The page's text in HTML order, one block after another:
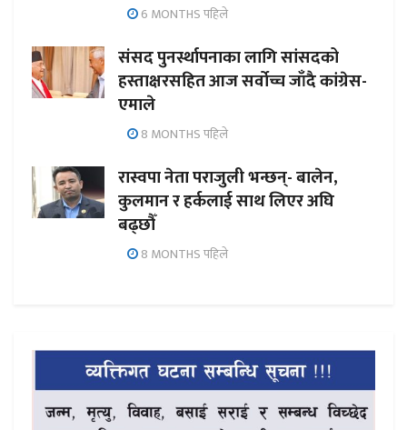
6 MONTHS पहिले
संसद पुनर्स्थापनाका लागि सांसदको
हस्ताक्षरसहित आज सर्वोच्च जाँदै कांग्रेस-
एमाले
8 MONTHS पहिले
रास्वपा नेता पराजुली भन्छन्- बालेन,
कुलमान र हर्कलाई साथ लिएर अघि
बढ्छौँ
8 MONTHS पहिले